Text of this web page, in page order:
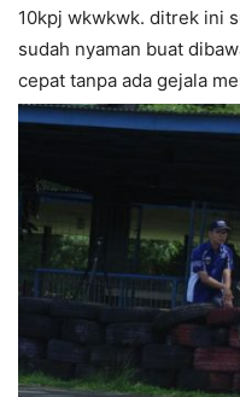
10kpj wkwkwk. ditrek ini
sudah nyaman buat
cepat tanpa ada gejala